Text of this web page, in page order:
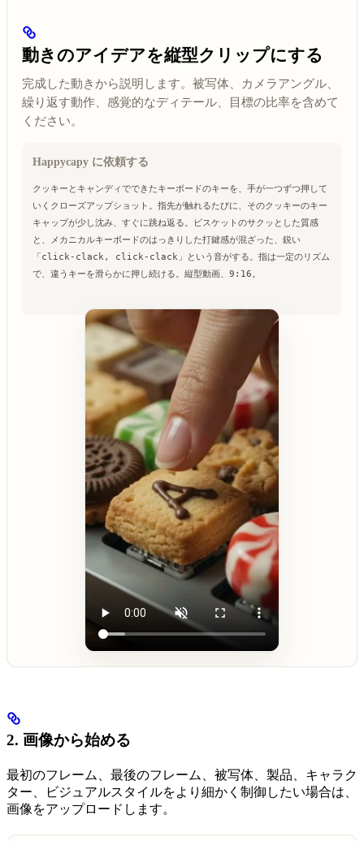
動きのアイデアを縦型クリップにする
完成した動きから説明します。被写体、カメラアングル、
繰り返す動作、感覚的なディテール、目標の比率を含めて
ください。
Happycapy に依頼する
クッキーとキャンディでできたキーボードのキーを、手が一つずつ押して
いくクローズアップショット。指先が触れるたびに、そのクッキーのキー
キャップが少し沈み、すぐに跳ね返る。ビスケットのサクッとした質感
と、メカニカルキーボードのはっきりした打鍵感が混ざった、鋭い
「click-clack, click-clack」という音がする。指は一定のリズム
で、違うキーを滑らかに押し続ける。縦型動画、9:16。
2. 画像から始める
最初のフレーム、最後のフレーム、被写体、製品、キャラク
ター、ビジュアルスタイルをより細かく制御したい場合は、
画像をアップロードします。